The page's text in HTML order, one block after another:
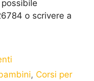
o scrivere a
, Corsi per